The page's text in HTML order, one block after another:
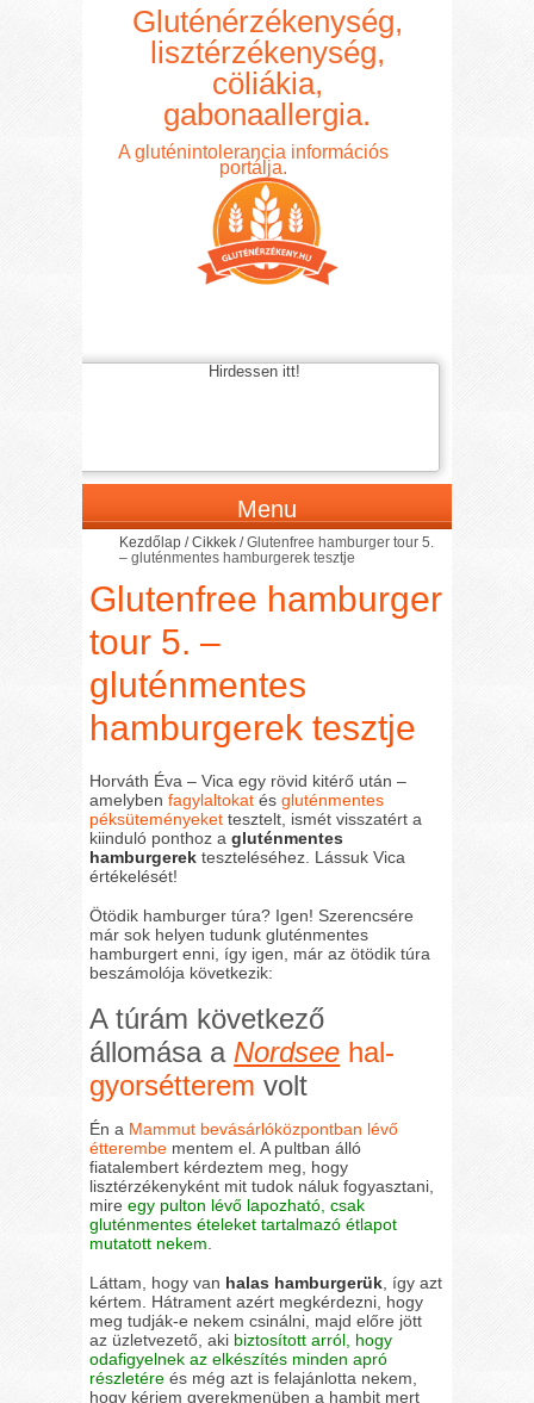
Gluténérzékenység,
lisztérzékenység,
cöliákia,
gabonaallergia.
A gluténintolerancia információs
portálja.
Hirdessen itt!
Menu
Kezdőlap /Cikkek /Glutenfree hamburger tour 5.
– gluténmentes hamburgerek tesztje
Glutenfree hamburger
tour 5. –
gluténmentes
hamburgerek tesztje
Horváth Éva – Vica egy rövid kitérő után –
amelybenfagylaltokat ésgluténmentes
péksüteményeket tesztelt, ismét visszatért a
kiinduló ponthoz agluténmentes
hamburgerek teszteléséhez. Lássuk Vica
értékelését!
Ötödik hamburger túra? Igen! Szerencsére
már sok helyen tudunk gluténmentes
hamburgert enni, így igen, már az ötödik túra
beszámolója következik:
A túrám következő
állomása a Nordsee hal-
gyorsétterem volt
Én a Mammut bevásárlóközpontban lévő
étterembe mentem el. A pultban álló
fiatalembert kérdeztem meg, hogy
lisztérzékenyként mit tudok náluk fogyasztani,
mireegy pulton lévő lapozható, csak
gluténmentes ételeket tartalmazó étlapot
mutatott nekem
Láttam, hogy van halas hamburgerük , így azt
kértem. Hátrament azért megkérdezni, hogy
meg tudják-e nekem csinálni, majd előre jött
az üzletvezető, aki biztosított arról, hogy
odafigyelnek az elkészítés minden apró
részletére és még azt is felajánlotta nekem,
hogy kérjem gyerekmenüben a hambit mert